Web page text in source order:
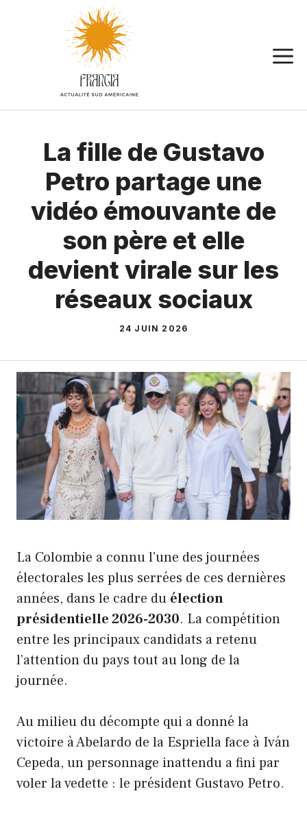
La fille de Gustavo
Petro partage une
vidéo émouvante de
son père et elle
devient virale sur les
réseaux sociaux
24 JUIN 2026
La Colombie a connu l’une des journées
électorales les plus serrées de ces dernières
années, dans le cadre du élection
présidentielle 2026-2030. La compétition
entre les principaux candidats a retenu
l’attention du pays tout au long de la
journée.
Au milieu du décompte qui a donné la
victoire à Abelardo de la Espriella face à Iván
Cepeda, un personnage inattendu a fini par
voler la vedette : le président Gustavo Petro.